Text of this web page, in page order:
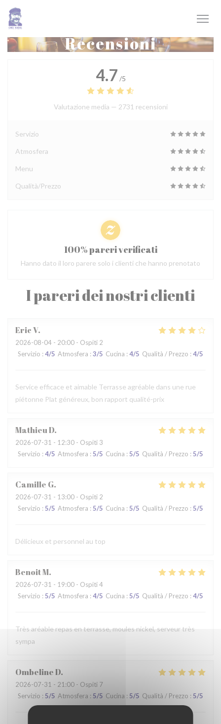
Personalizzazione delle tue scelte sui cookie
Recensioni
I pareri dei nostri clienti
EricV
2026-08-04 - 20:00 - Ospiti 2
Servizio : 4/5 Atmosfera : 3/5 Cucina : 4/5 Qualità / Prezzo : 4/5
Service efficace et aimable Terrasse agréable dans une rue
piétonne Plat généreux, bon rapport qualité-prix
MathieuD
2026-07-31 - 12:30 - Ospiti 3
Servizio : 4/5 Atmosfera : 5/5 Cucina : 5/5 Qualità / Prezzo : 5/5
Camille G
2026-07-31 - 13:00 - Ospiti 2
Servizio : 5/5 Atmosfera : 5/5 Cucina : 5/5 Qualità / Prezzo : 5/5
Délicieux et personnel au top
BenoitM
2026-07-31 - 19:00 - Ospiti 4
Servizio : 5/5 Atmosfera : 4/5 Cucina : 5/5 Qualità / Prezzo : 4/5
Très aréable repas en terrasse, moules nickel, serveur très
sympa
OmbelineD
2026-07-31 - 21:00 - Ospiti 7
Servizio : 5/5 Atmosfera : 5/5 Cucina : 5/5 Qualità / Prezzo : 5/5
4.7 /5
Valutazione media — 2731 recensioni
Servizio
Atmosfera
Menu
Qualità/Prezzo
100% pareri verificati
Hanno dato il loro parere solo i clienti che hanno prenotato